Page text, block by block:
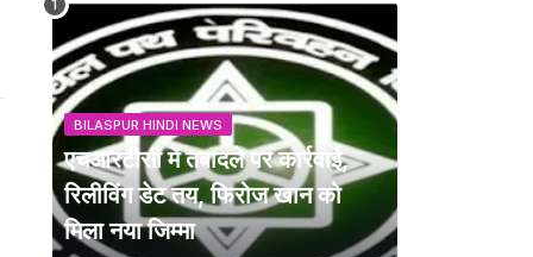
BILASPUR HINDI NEWS
एचआरटीसी में तबादले पर कार्रवाई,
रिलीविंग डेट तय, फिरोज खान को
मिला नया जिम्मा